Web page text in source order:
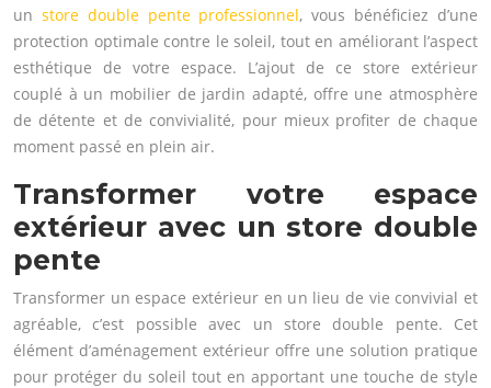
un store double pente professionnel, vous bénéficiez d’une
protection optimale contre le soleil, tout en améliorant l’aspect
esthétique de votre espace. L’ajout de ce store extérieur
couplé à un mobilier de jardin adapté, offre une atmosphère
de détente et de convivialité, pour mieux profiter de chaque
moment passé en plein air.
Transformer votre espace
extérieur avec un store double
pente
Transformer un espace extérieur en un lieu de vie convivial et
agréable, c’est possible avec un store double pente. Cet
élément d’aménagement extérieur offre une solution pratique
pour protéger du soleil tout en apportant une touche de style